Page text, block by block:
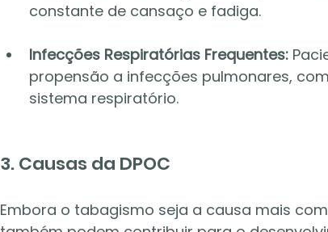
constante de cansaço e fadiga.
Infecções Respiratórias Frequentes:
propensão a infecções pulmonares,
sistema respiratório.
3. Causas da DPOC
Embora o tabagismo seja a causa mais